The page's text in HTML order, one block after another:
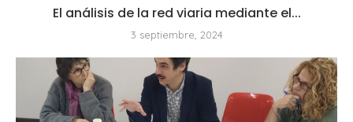
El análisis de la red viaria mediante el...
3 septiembre, 2024